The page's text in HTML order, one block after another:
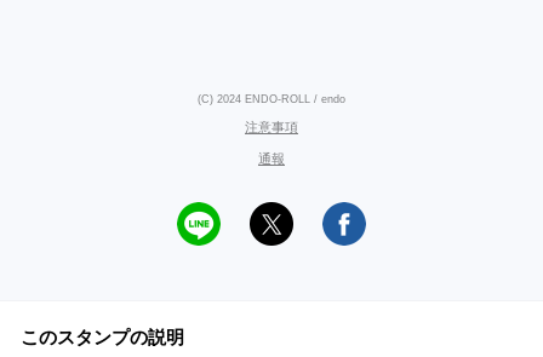
(C) 2024 ENDO-ROLL / endo
注意事項
通報
このスタンプの説明